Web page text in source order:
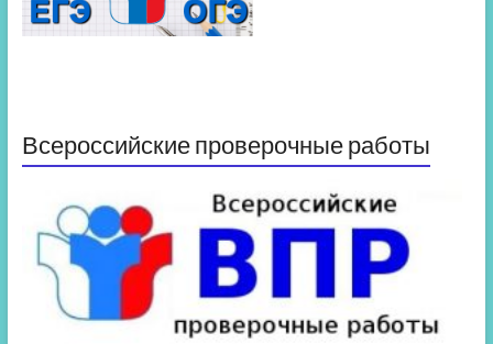
Всероссийские проверочные работы